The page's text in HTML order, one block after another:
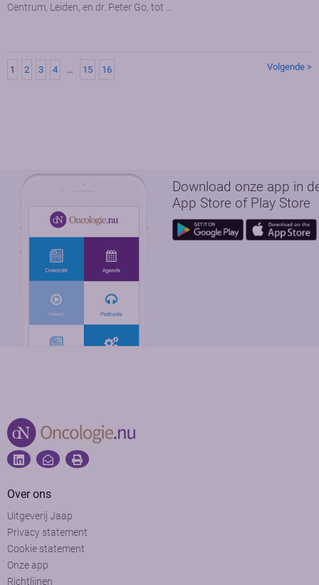
Centrum, Leiden, en dr. Peter Go, tot …
1 2 3 4 … 15 16 Volgende >
Download onze app in
App Store of Play Store
Over ons
Uitgeverij Jaap
Privacy statement
Cookie statement
Onze app
Richtlijnen